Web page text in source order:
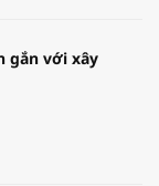
gắn với xây